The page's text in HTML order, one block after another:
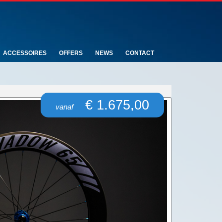
ACCESSOIRES OFFERS NEWS CONTACT
vanaf€ 1.675,00